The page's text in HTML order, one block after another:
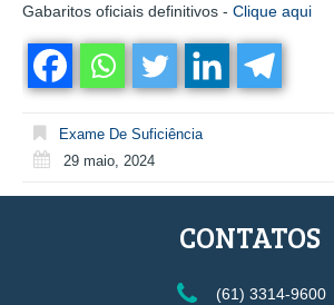
Gabaritos oficiais definitivos - Clique aqui
Exame De Suficiência
29 maio, 2024
CONTATOS
(61) 3314-9600